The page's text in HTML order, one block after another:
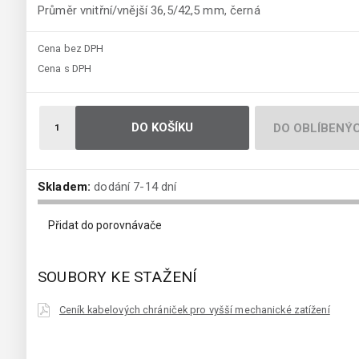
Průměr vnitřní/vnější 36,5/42,5 mm, černá
Cena bez DPH
Cena s DPH
DO KOŠÍKU DO
Skladem: dodání 7-14 dní
Přidat do porovnávače
SOUBORY KE STAŽENÍ
Ceník kabelových chrániček pro vyšší mechanické zatížení